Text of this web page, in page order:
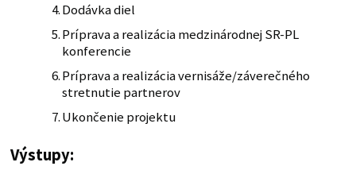
Dodávka diel
Príprava a realizácia medzinárodnej SR-PL
konferencie
Príprava a realizácia vernisáže/záverečného
stretnutie partnerov
Ukončenie projektu
Výstupy: